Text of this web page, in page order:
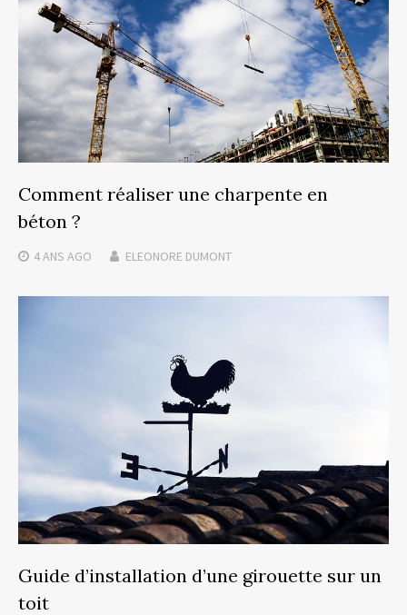
Comment réaliser une charpente en
béton ?
4 ANS AGO ELEONORE DUMONT
Guide d’installation d’une girouette sur un
toit